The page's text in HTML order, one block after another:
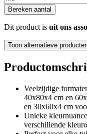
Bereken aantal
Dit product is uit ons
Toon alternatieve
Veelzijdige
40x80x4 cm en
en 30x60x4 cm
Unieke
verschillende